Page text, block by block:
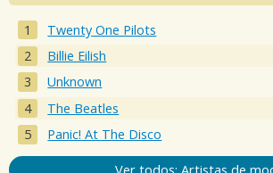
Twenty One Pilots
Billie Eilish
Unknown
The Beatles
Panic! At The Disco